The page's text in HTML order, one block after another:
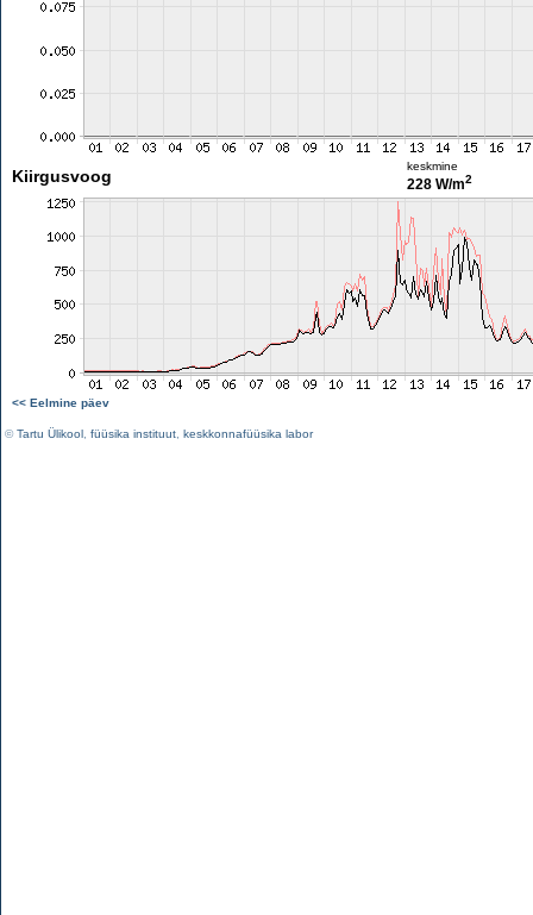
Kiirgusvoog
keskmine
228 W/m2
<< Eelmine päev
©Tartu Ülikool füüsika instituut keskkonnafüüsika labor